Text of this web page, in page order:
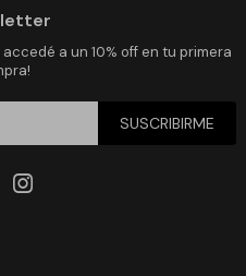
a un 10% off en tu primera
SUSCRIBIRME
